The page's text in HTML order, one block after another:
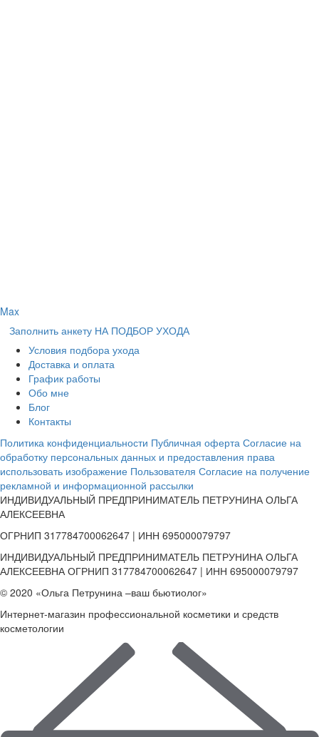
Max
Заполнить анкету НА ПОДБОР УХОДА
Условия подбора ухода
Доставка и оплата
График работы
Обо мне
Блог
Контакты
Политика конфиденциальности Публичная оферта Согласие на
обработку персональных данных и предоставления права
использовать изображение Пользователя Согласие на получение
рекламной и информационной рассылки
ИНДИВИДУАЛЬНЫЙ ПРЕДПРИНИМАТЕЛЬ ПЕТРУНИНА ОЛЬГА
АЛЕКСЕЕВНА
ОГРНИП 317784700062647 | ИНН 695000079797
ИНДИВИДУАЛЬНЫЙ ПРЕДПРИНИМАТЕЛЬ ПЕТРУНИНА ОЛЬГА
АЛЕКСЕЕВНА ОГРНИП 317784700062647 | ИНН 695000079797
© 2020 «Ольга Петрунина –ваш бьютиолог»
Интернет-магазин профессиональной косметики и средств
косметологии